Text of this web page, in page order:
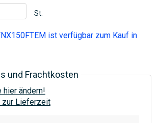
St.
ist verfügbar zum Kauf in
und Frachtkosten
ändern!
zur Lieferzeit